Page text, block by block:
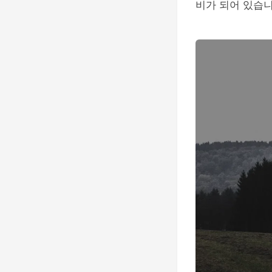
비가 되어 있습